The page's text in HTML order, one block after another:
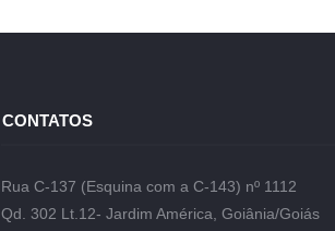
CONTATOS
Rua C-137 (Esquina com a C-143) nº 1112
Qd. 302 Lt.12- Jardim América, Goiânia/Goiás